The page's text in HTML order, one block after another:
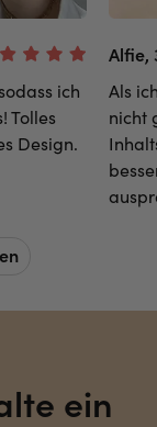
ich
Tolles
Design.
Alfie,
Als
nicht
ein